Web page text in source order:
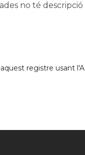
no té descripció
registre usant